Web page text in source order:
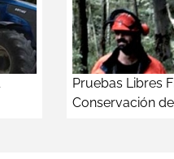
Pruebas Libres
Conservación